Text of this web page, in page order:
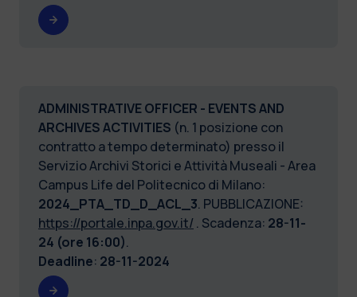
ADMINISTRATIVE OFFICER - EVENTS AND
ARCHIVES ACTIVITIES (n. 1 posizione con
contratto a tempo determinato) presso il
Servizio Archivi Storici e Attività Museali - Area
Campus Life del Politecnico di Milano:
2024_PTA_TD_D_ACL_3. PUBBLICAZIONE:
https://portale.inpa.gov.it/ . Scadenza: 28-11-
24 (ore 16:00).
Deadline: 28-11-2024